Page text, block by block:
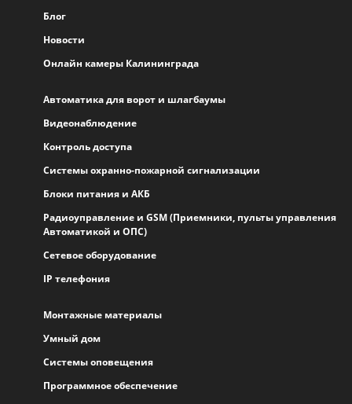
Блог
Новости
Онлайн камеры Калининграда
Автоматика для ворот и шлагбаумы
Видеонаблюдение
Контроль доступа
Системы охранно-пожарной сигнализации
Блоки питания и АКБ
Радиоуправление и GSM (Приемники, пульты управления
Автоматикой и ОПС)
Сетевое оборудование
IP телефония
Монтажные материалы
Умный дом
Системы оповещения
Программное обеспечение